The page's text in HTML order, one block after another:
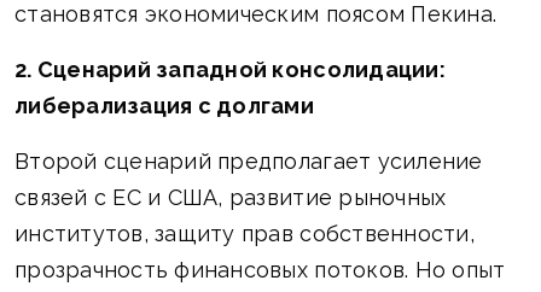
становятся экономическим поясом Пекина.
2. Сценарий западной консолидации:
либерализация с долгами
Второй сценарий предполагает усиление
связей с ЕС и США, развитие рыночных
институтов, защиту прав собственности,
прозрачность финансовых потоков. Но опыт